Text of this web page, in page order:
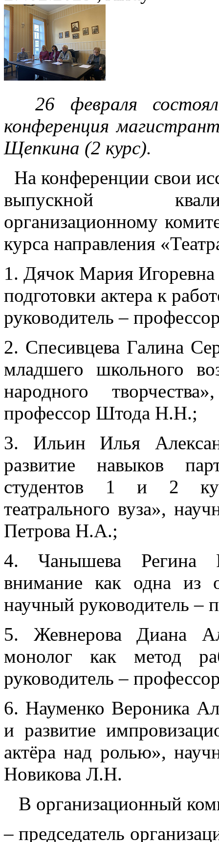
26 февраля
конференция
Щепкина (2 курс).
На конференции свои
выпускной
организационному
курса направления
1. Дячок Мария
подготовки актера к
руководитель –
2. Спесивцева Галина
младшего школьного
народного
профессор Штода Н.Н.;
3. Ильин Илья
развитие навыков
студентов 1 и 2
театрального вуза»,
Петрова Н.А.;
4. Чанышева Регина
внимание как одна из
научный руководитель
5. Жевнерова Диана
монолог как метод
руководитель –
6. Науменко Вероника
и развитие
актёра над ролью»,
Новикова Л.Н.
В организационный
– председатель